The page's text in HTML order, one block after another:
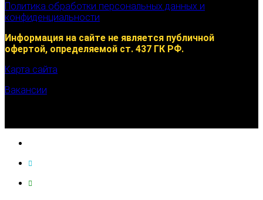
Политика обработки персональных данных и
конфиденциальности
Информация на сайте не является публичной
офертой, определяемой ст. 437 ГК РФ.
Карта сайта
Вакансии